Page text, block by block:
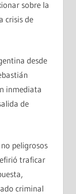
sobre la
crisis de
desde
inmediata
de
peligrosos
traficar
criminal